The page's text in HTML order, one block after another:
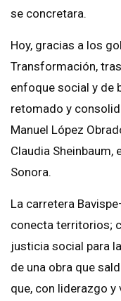
se concretara.
Hoy, gracias a los
Transformación,
enfoque social y de
retomado y
Manuel López
Claudia Sheinbaum,
Sonora.
La carretera
conecta territorios;
justicia social para
de una obra que
que, con liderazgo